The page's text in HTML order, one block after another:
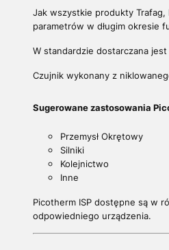
Jak wszystkie produkty Trafag,
parametrów w długim okresie
W standardzie dostarczana
Czujnik wykonany z
Sugerowane zastosowania
Przemysł Okrętowy
Silniki
Kolejnictwo
Inne
Picotherm ISP dostępne są w
odpowiedniego urządzenia.